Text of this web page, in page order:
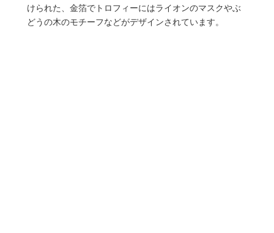
けられた、金箔でトロフィーにはライオンのマスクやぶ
どうの木のモチーフなどがデザインされています。